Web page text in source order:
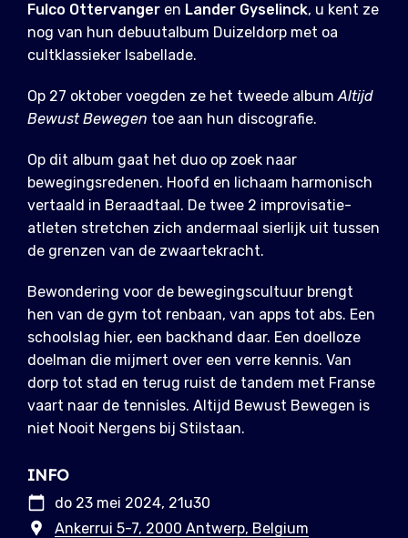
Fulco Ottervanger en Lander Gyselinck, u kent ze
nog van hun debuutalbum Duizeldorp met oa
cultklassieker Isabellade.
Op 27 oktober voegden ze het tweede albumAltijd
Bewust Bewegen toe aan hun discografie.
Op dit album gaat het duo op zoek naar
bewegingsredenen. Hoofd en lichaam harmonisch
vertaald in Beraadtaal. De twee 2 improvisatie-
atleten stretchen zich andermaal sierlijk uit tussen
de grenzen van de zwaartekracht.
Bewondering voor de bewegingscultuur brengt
hen van de gym tot renbaan, van apps tot abs. Een
schoolslag hier, een backhand daar. Een doelloze
doelman die mijmert over een verre kennis. Van
dorp tot stad en terug ruist de tandem met Franse
vaart naar de tennisles. Altijd Bewust Bewegen is
niet Nooit Nergens bij Stilstaan.
INFO
do 23 mei 2024, 21u30
Ankerrui 5-7, 2000 Antwerp, Belgium